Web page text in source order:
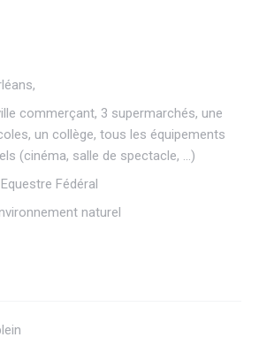
commerçant, 3 supermarchés, une
un collège, tous les équipements
(cinéma, salle de spectacle, …)
Fédéral
naturel